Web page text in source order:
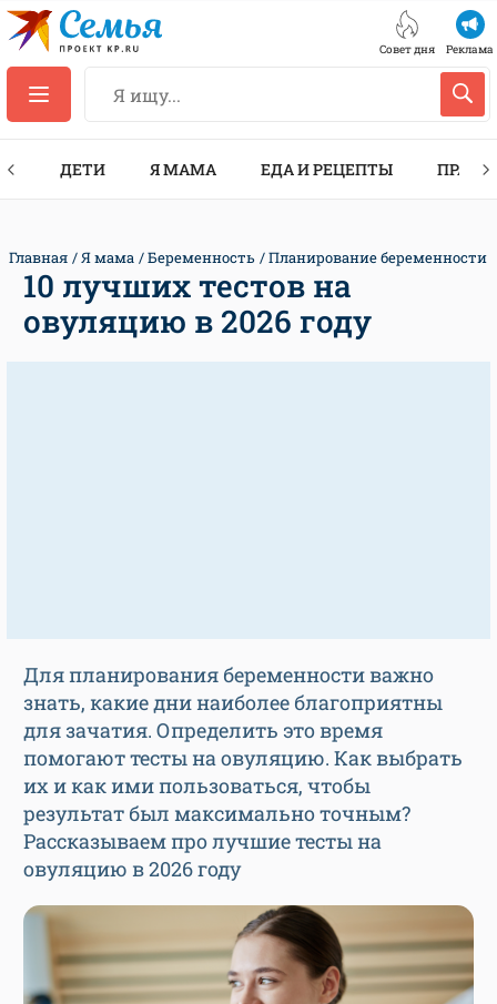
Совет дня Реклама
ДЕТИ Я МАМА ЕДА И РЕЦЕПТЫ
Главная Я мама Беременность Планирование беременности
10 лучших тестов на
овуляцию в 2026 году
Для планирования беременности важно
знать, какие дни наиболее благоприятны
для зачатия. Определить это время
помогают тесты на овуляцию. Как выбрать
их и как ими пользоваться, чтобы
результат был максимально точным?
Рассказываем про лучшие тесты на
овуляцию в 2026 году